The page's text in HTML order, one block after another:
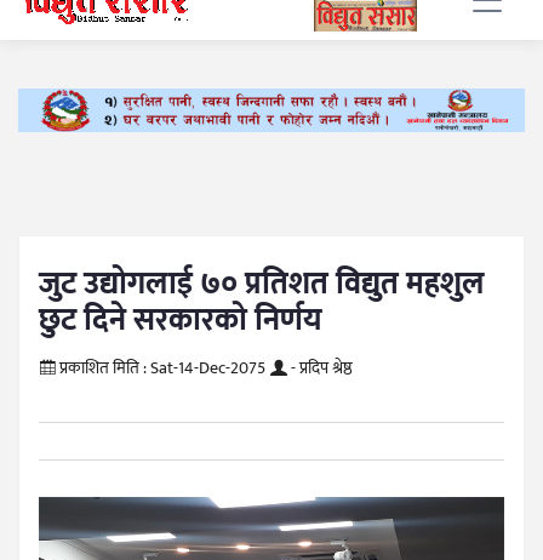
जुट उद्योगलाई ७० प्रतिशत विद्युत महशुल
छुट दिने सरकारको निर्णय
प्रकाशित मिति :Sat-14-Dec-2075 - प्रदिप श्रेष्ठ